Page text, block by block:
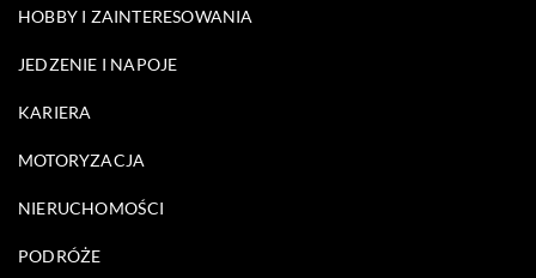
HOBBY I ZAINTERESOWANIA
JEDZENIE I NAPOJE
KARIERA
MOTORYZACJA
NIERUCHOMOŚCI
PODRÓŻE